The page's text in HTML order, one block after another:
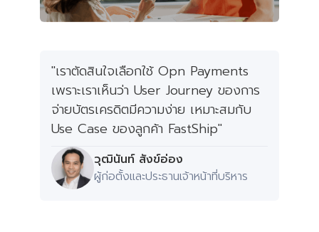
"เราตัดสินใจเลือกใช้ Opn Payments
เพราะเราเห็นว่า User Journey ของการ
จ่ายบัตรเครดิตมีความง่าย เหมาะสมกับ
Use Case ของลูกค้า FastShip"
วุฒินันท์ สังข์อ่อง
ผู้ก่อตั้งและประธานเจ้าหน้าที่บริหาร